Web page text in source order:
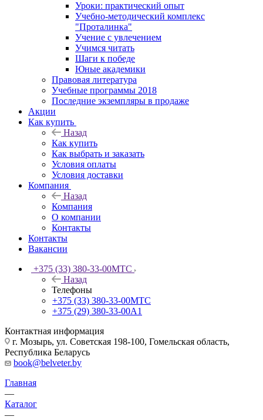
Уроки: практический опыт
Учебно-методический комплекс
"Проталинка"
Учение с увлечением
Учимся читать
Шаги к победе
Юные академики
Правовая литература
Учебные программы 2018
Последние экземпляры в продаже
Акции
Как купить
Назад
Как купить
Как выбрать и заказать
Условия оплаты
Условия доставки
Компания
Назад
Компания
О компании
Контакты
Контакты
Вакансии
+375 (33) 380-33-00МТС
Назад
Телефоны
+375 (33) 380-33-00МТС
+375 (29) 380-33-00А1
Контактная информация
г. Мозырь, ул. Советская 198-100, Гомельская область,
Республика Беларусь
book@belveter.by
Главная
—
Каталог
—